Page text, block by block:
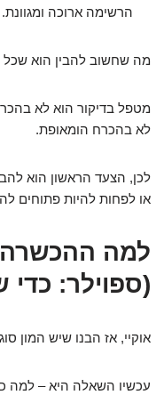
הרשימה ארוכה ומגוונת.
מה שחשוב להבין הוא שכל
מטפל בדיקור הוא לא
לא בהכרח הומאופת.
לכן, הצעד הראשון הוא
או לפחות להיות פתוחים
למה ההכשרה
(ספוילר: כדי
אוקיי, אז הבנו שיש המון
עכשיו השאלה היא – למה